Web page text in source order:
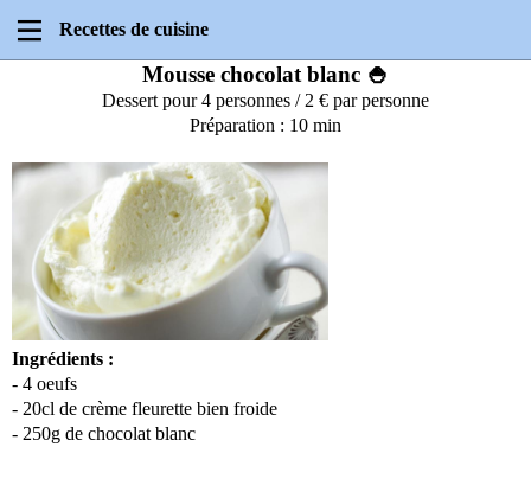
Recettes de cuisine
Mousse chocolat blanc 🍚
Dessert pour 4 personnes / 2 € par personne
Préparation : 10 min
Ingrédients :
- 4 oeufs
- 20cl de crème fleurette bien froide
- 250g de chocolat blanc